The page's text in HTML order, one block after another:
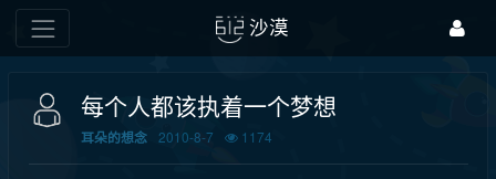
沙漠
每个人都该执着一个梦想
耳朵的想念 2010-8-7 1174